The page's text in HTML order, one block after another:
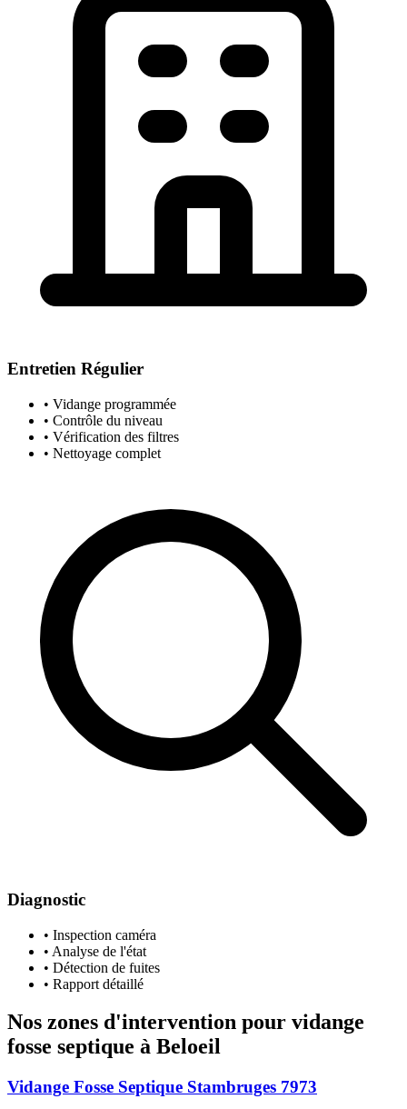
Entretien Régulier
• Vidange programmée
• Contrôle du niveau
• Vérification des filtres
• Nettoyage complet
Diagnostic
• Inspection caméra
• Analyse de l'état
• Détection de fuites
• Rapport détaillé
Nos zones d'intervention pour vidange
fosse septique à Beloeil
Vidange Fosse Septique Stambruges 7973